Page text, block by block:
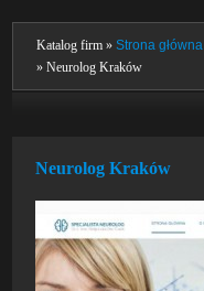
Katalog firm »Strona główna
» Neurolog Kraków
Neurolog Kraków